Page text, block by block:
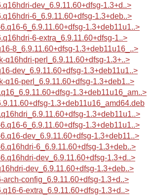
dev_6.9.11.60+dfsg-1.3+d..>
6_6.9.11.60+dfsg-1.3+deb..>
6_6.9.11.60+dfsg-1.3+deb11u1..>
6-extra_6.9.11.60+dfsg-1..>
8_6.9.11.60+dfsg-1.3+deb11u16_..>
q16hdri-perl_6.9.11.60+dfsg-1.3+..>
dev_6.9.11.60+dfsg-1.3+deb11u1..>
q16-perl_6.9.11.60+dfsg-1.3+deb1..>
1.3+deb11u16_am..>
1.3+deb11u16_amd64.deb
1.3+deb11u1..>
6_6.9.11.60+dfsg-1.3+deb11u1..>
dev_6.9.11.60+dfsg-1.3+deb11..>
6_6.9.11.60+dfsg-1.3+deb..>
dev_6.9.11.60+dfsg-1.3+d..>
dev_6.9.11.60+dfsg-1.3+deb..>
arch-config_6.9.11.60+dfsg-1.3+d..>
6-extra_6.9.11.60+dfsg-1.3+d..>